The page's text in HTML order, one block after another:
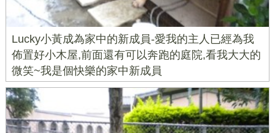
Lucky小黃成為家中的新成員-愛我的主人已經為我
佈置好小木屋,前面還有可以奔跑的庭院,看我大大的
微笑~我是個快樂的家中新成員